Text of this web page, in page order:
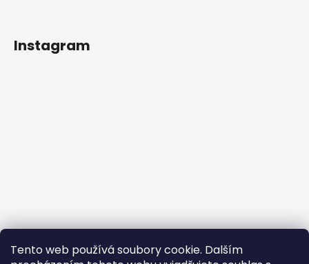
Tento web používá soubory cookie. Dalším
Instagram